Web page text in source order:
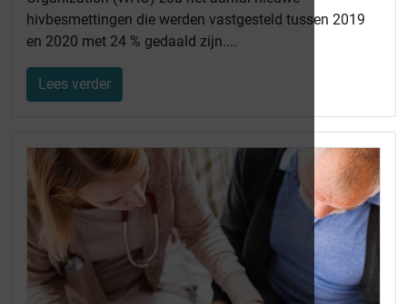
hivbesmettingen die werden vastgesteld tussen 2019
en 2020 met 24 % gedaald zijn....
Lees verder